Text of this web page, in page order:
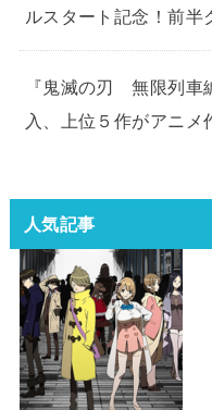
ルスタート記念！前半
『鬼滅の刃 無限列車
入、上位５作がアニメ
人気記事